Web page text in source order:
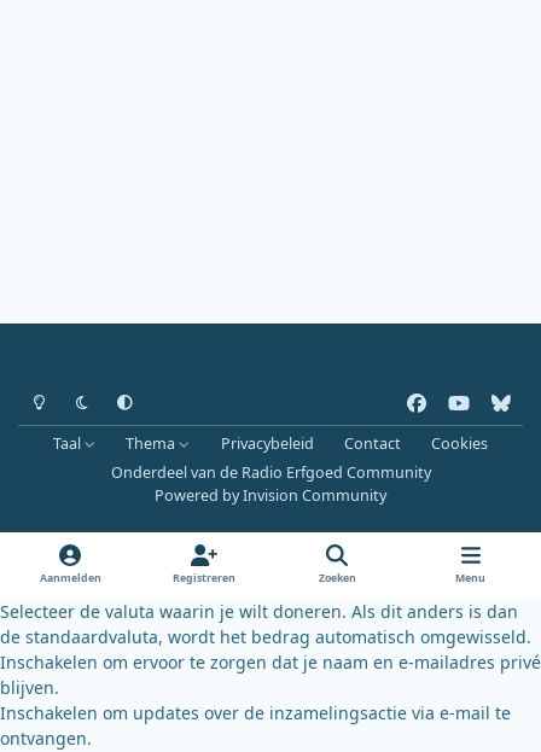
Heldere modus
Donkere modus
Systeemvoorkeur
a
c
e
k
o
u
b
l
u
k
y
Taal Thema Privacybeleid Contact
Cookies
Onderdeel van de Radio Erfgoed Community
Powered byInvision Community
Aanmelden Registreren Zoeken Menu
Selecteer de valuta waarin je wilt doneren. Als dit anders is dan
de standaardvaluta, wordt het bedrag automatisch omgewisseld.
Inschakelen om ervoor te zorgen dat je naam en e-mailadres privé
blijven.
Inschakelen om updates over de inzamelingsactie via e-mail te
ontvangen.